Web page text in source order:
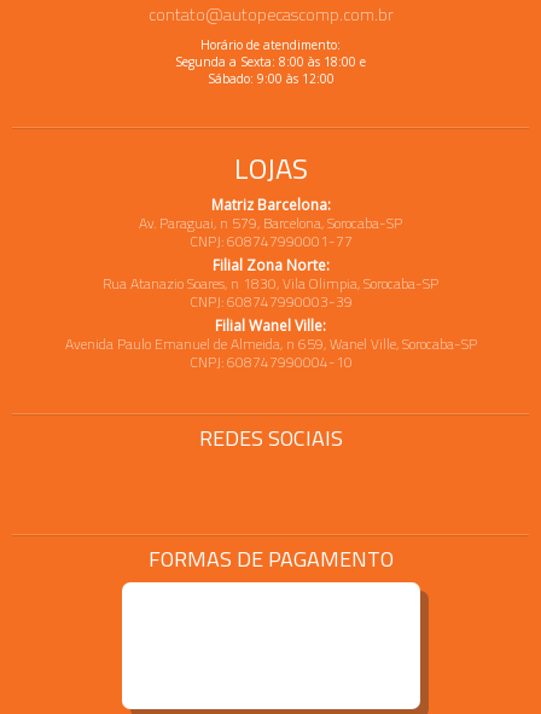
contato@autopecascomp.com.br
Horário de atendimento:
Segunda a Sexta: 8:00 às 18:00 e
Sábado: 9:00 às 12:00
LOJAS
Matriz Barcelona:
Av. Paraguai, n 579, Barcelona, Sorocaba-SP
CNPJ: 608747990001-77
Filial Zona Norte:
Rua Atanazio Soares, n 1830, Vila Olimpia, Sorocaba-SP
CNPJ: 608747990003-39
Filial Wanel Ville:
Avenida Paulo Emanuel de Almeida, n 659, Wanel Ville, Sorocaba-SP
CNPJ: 608747990004-10
REDES SOCIAIS
FORMAS DE PAGAMENTO